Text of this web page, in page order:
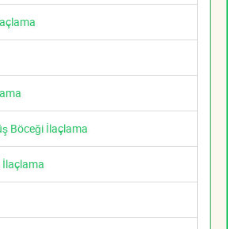
Böceği İlaçlama
İlaçlama